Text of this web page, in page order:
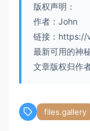
版权声明：
作者：John
链接：
最新可用的神
文章版权归作
files.gallery